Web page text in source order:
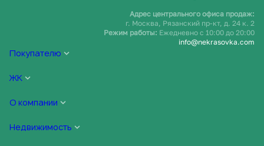
Покупателю
ЖК
О компании
Недвижимость
Адрес центрального офиса продаж:
г. Москва, Рязанский пр-кт, д. 24 к. 2
Режим работы: Ежедневно c 10:00 до 20:00
info@nekrasovka.com